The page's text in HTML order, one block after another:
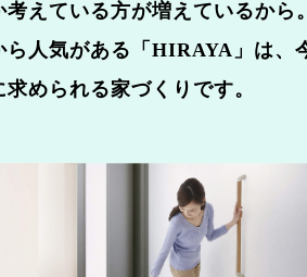
考えている方が増えているから
ら人気がある「HIRAYA」は、
められる家づくりです。